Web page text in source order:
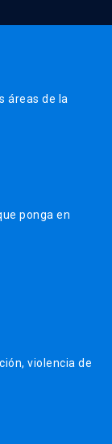
áreas de la
ponga en
violencia de